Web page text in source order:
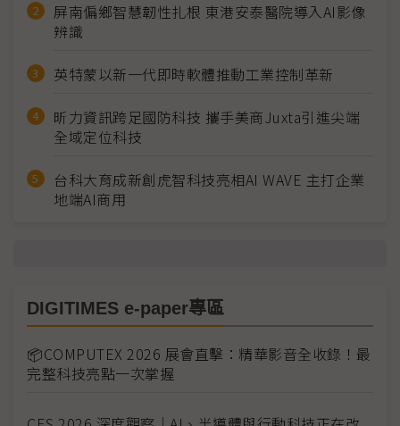
屏南偏鄉智慧韌性扎根 東港安泰醫院導入AI影像
辨識
英特蒙以新一代即時軟體推動工業控制革新
昕力資訊跨足國防科技 攜手美商Juxta引進尖端
全域定位科技
台科大育成新創虎智科技亮相AI WAVE 主打企業
地端AI商用
DIGITIMES e-paper專區
📦COMPUTEX 2026 展會直擊：精華影音全收錄！最
完整科技亮點一次掌握